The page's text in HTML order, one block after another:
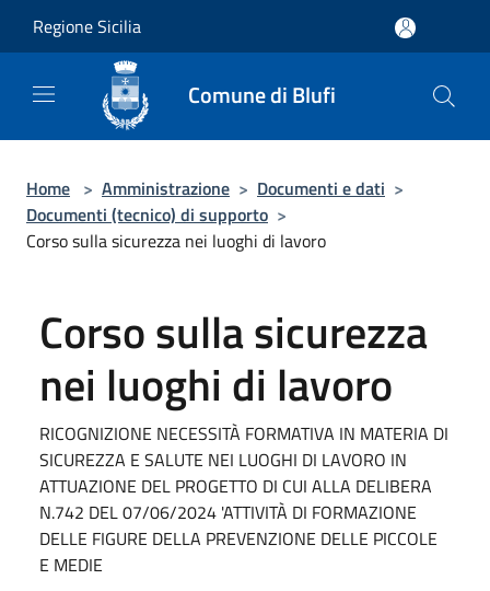
Regione Sicilia
Comune di Blufi
Home > Amministrazione > Documenti e dati >
Documenti (tecnico) di supporto >
Corso sulla sicurezza nei luoghi di lavoro
Corso sulla sicurezza
nei luoghi di lavoro
RICOGNIZIONE NECESSITÀ FORMATIVA IN MATERIA DI
SICUREZZA E SALUTE NEI LUOGHI DI LAVORO IN
ATTUAZIONE DEL PROGETTO DI CUI ALLA DELIBERA
N.742 DEL 07/06/2024 'ATTIVITÀ DI FORMAZIONE
DELLE FIGURE DELLA PREVENZIONE DELLE PICCOLE
E MEDIE